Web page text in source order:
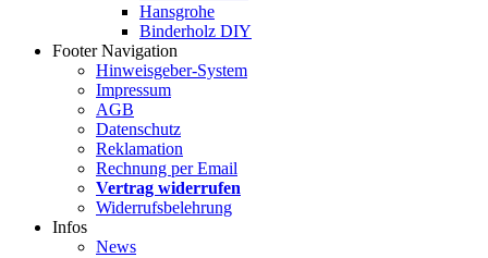
Hansgrohe
Binderholz DIY
Footer Navigation
Hinweisgeber-System
Impressum
AGB
Datenschutz
Reklamation
Rechnung per Email
Vertrag widerrufen
Widerrufsbelehrung
Infos
News